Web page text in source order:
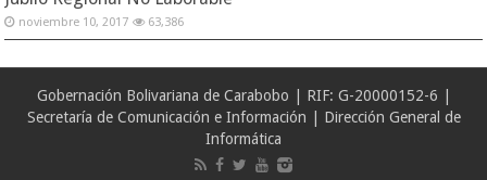
noviembre 10, 2017 63,386
Gobernación Bolivariana de Carabobo | RIF: G-20000152-6 |
Secretaría de Comunicación e Información | Dirección General de
Informática